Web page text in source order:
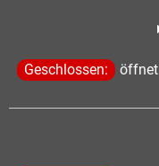
Klicken, um weitere
Geschlossen: